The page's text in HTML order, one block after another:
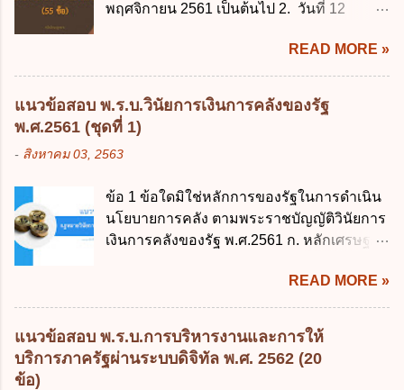
พฤศจิกายน 2561 เป็นต้นไป 2. วันที่ 12
พฤศจิกายน 2561 เป็นต้นไป 4. วันที่ 14
พฤศจิกายน 2561 เป็นต้นไป ข้อ 2. พระราช
บัญญัติวิธีการงบประมาณ พ.ศ. 2561 ไม่ได้
ยกเลิกกฎหมายฉบับใด 1. พระราชบัญญัติวิธี
การงบประมาณ พ.ศ. 2502 2. พระราชบัญญัติ
วิธีการงบประมาณ (ฉบับที่ 3) พ.ศ. 2511 3.
พ.ศ. 2544 4. ประกาศของคณะปฏิวัติ ฉบับที่
203 ลงวันที่ 31 สิงหาคม 2515 ข้อ 3. ข้อใดไม่
ถูกต้อง 1. นายกรัฐมนตรีมีอำนาจออกกฎเพื่อ
ประมาณ พ.ศ. 2561 2. นายกรัฐมนตรีเป็นผู้
รักษาการตามพระราช บัญญัติวิธีการงบ
ประมาณ พ.ศ. 2561 3. รัฐมนตรีว่าการ
กระทรวงการคลัง เป็นผู้รักษาการตามพระ
READ MORE »
แนวข้อสอบ พ.ร.บ.วินัยการเงินการคลังของรัฐ
พ.ศ.2561 (ชุดที่ 1)
- สิงหาคม 03, 2563
ข้อ 1 ข้อใดมิใช่หลักการของรัฐในการดำเนิน
นโยบายการคลัง ตามพระราชบัญญัติวินัยการ
เงินการคลังของรัฐ พ.ศ.2561 ก. หลักเศรษฐกิจ
เศรษฐกิจ ค. หลักการพัฒนาทางเศรษฐกิจ
อย่างยั่งยืน ง. หลักความเป็นธรรมในสังคม ข้อ
2 สัดส่วนหนี้สาธารณะต่อผลิตภัณฑ์มวลรวม
ในประเทศเพื่อใช้เป็นกรอบในการบริหารหนี้
สาธารณะเป็นไปตามข้อใด ก. ไม่เกินร้อยละ 5
READ MORE »
แนวข้อสอบ พ.ร.บ.การบริหารงานและการให้
บริการภาครัฐผ่านระบบดิจิทัล พ.ศ. 2562 (20
ข้อ)